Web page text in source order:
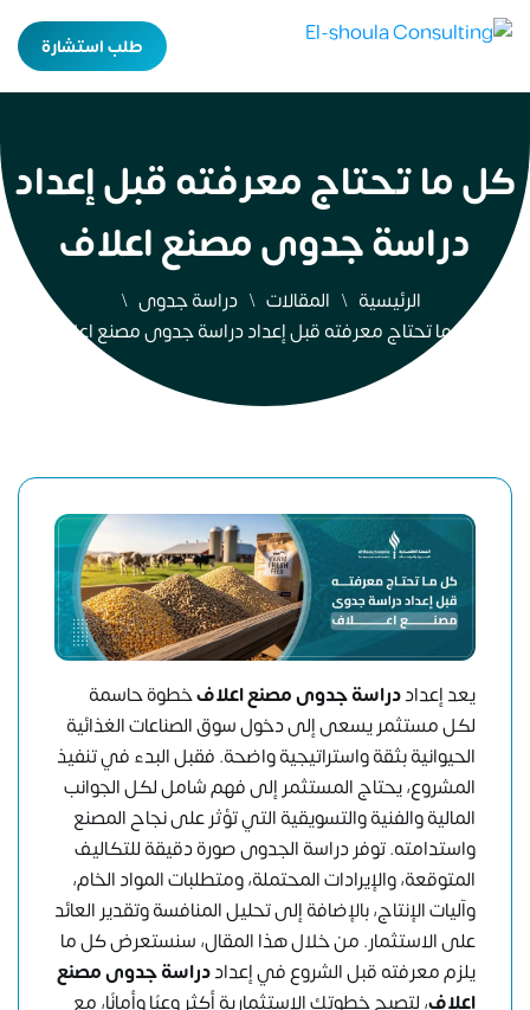
طلب استشارة
كل ما تحتاج معرفته قبل إعداد
دراسة جدوى مصنع اعلاف
الرئيسية المقالات
دراسة جدوى
كل ما تحتاج معرفته قبل إعداد دراسة جدوى مصنع اعلاف
يعد إعداددراسة جدوى مصنع اعلافخطوة حاسمة
لكل مستثمر يسعى إلى دخول سوق الصناعات الغذائية
الحيوانية بثقة واستراتيجية واضحة. فقبل البدء في تنفيذ
المشروع، يحتاج المستثمر إلى فهم شامل لكل الجوانب
المالية والفنية والتسويقية التي تؤثر على نجاح المصنع
واستدامته. توفر دراسة الجدوى صورة دقيقة للتكاليف
المتوقعة، والإيرادات المحتملة، ومتطلبات المواد الخام،
وآليات الإنتاج، بالإضافة إلى تحليل المنافسة وتقدير العائد
على الاستثمار. من خلال هذا المقال، سنستعرض كل ما
يلزم معرفته قبل الشروع في إعداددراسة جدوى مصنع
اعلاف، لتصبح خطوتك الاستثمارية أكثر وعيًا وأمانًا، مع